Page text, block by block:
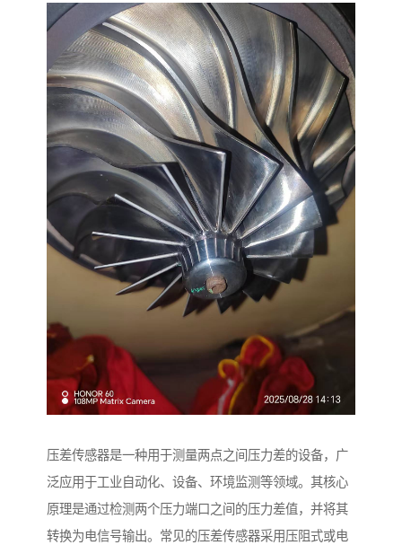
压差传感器是一种用于测量两点之间压力差的设备，广
泛应用于工业自动化、设备、环境监测等领域。其核心
原理是通过检测两个压力端口之间的压力差值，并将其
转换为电信号输出。常见的压差传感器采用压阻式或电